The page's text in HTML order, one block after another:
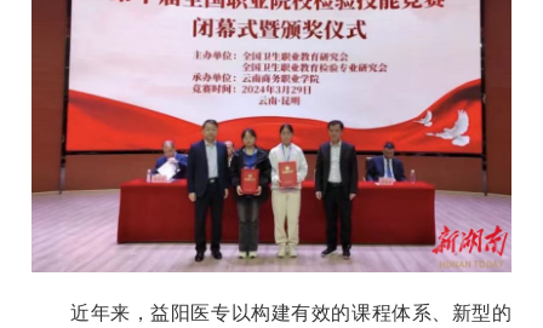
近年来，益阳医专以构建有效的课程体系、新型的